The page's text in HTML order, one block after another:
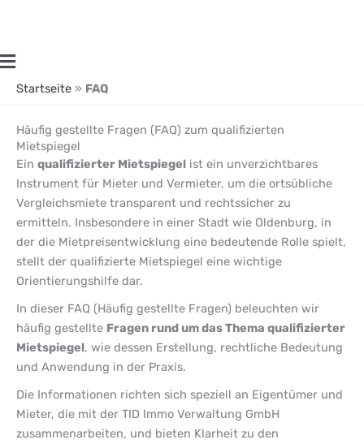
Main
Menu
Startseite » FAQ
Häufig gestellte Fragen (FAQ) zum qualifizierten
Mietspiegel
Ein qualifizierter Mietspiegel ist ein unverzichtbares
Instrument für Mieter und Vermieter, um die ortsübliche
Vergleichsmiete transparent und rechtssicher zu
ermitteln. Insbesondere in einer Stadt wie Oldenburg, in
der die Mietpreisentwicklung eine bedeutende Rolle spielt,
stellt der qualifizierte Mietspiegel eine wichtige
Orientierungshilfe dar.
In dieser FAQ (Häufig gestellte Fragen) beleuchten wir
häufig gestellte Fragen rund um das Thema qualifizierter
Mietspiegel, wie dessen Erstellung, rechtliche Bedeutung
und Anwendung in der Praxis.
Die Informationen richten sich speziell an Eigentümer und
Mieter, die mit der TID Immo Verwaltung GmbH
zusammenarbeiten, und bieten Klarheit zu den